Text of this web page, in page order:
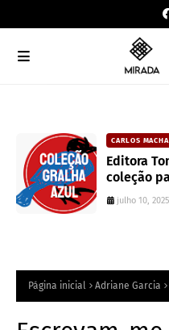
CARLOS
Editora
coleção
paranaense
julho 10, 2025
Página inicial Adriane Garcia